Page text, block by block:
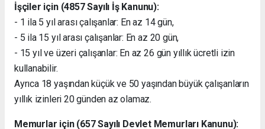
İşçiler için (4857 Sayılı İş Kanunu):
- 1 ila 5 yıl arası çalışanlar: En az 14 gün,
- 5 ila 15 yıl arası çalışanlar: En az 20 gün,
- 15 yıl ve üzeri çalışanlar: En az 26 gün yıllık ücretli izin
kullanabilir.
Ayrıca 18 yaşından küçük ve 50 yaşından büyük çalışanların
yıllık izinleri 20 günden az olamaz.
Memurlar için (657 Sayılı Devlet Memurları Kanunu):